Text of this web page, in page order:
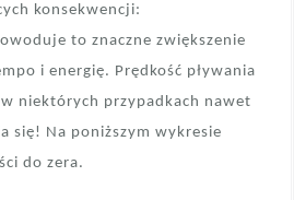
konsekwencji:
to znaczne zwiększenie
i energię. Prędkość pływania
niektórych przypadkach nawet
się! Na poniższym wykresie
do zera.